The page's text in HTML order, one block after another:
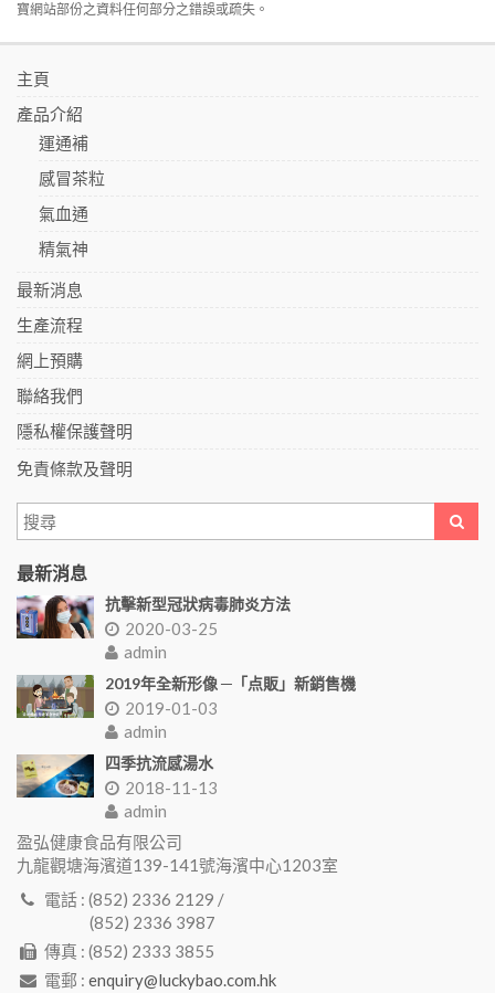
寶網站部份之資料任何部分之錯誤或疏失。
主頁
產品介紹
運通補
感冒茶粒
氣血通
精氣神
最新消息
生產流程
網上預購
聯絡我們
隱私權保護聲明
免責條款及聲明
最新消息
抗擊新型冠狀病毒肺炎方法
2020-03-25
admin
2019年全新形像 ─「点販」新銷售機
2019-01-03
admin
四季抗流感湯水
2018-11-13
admin
盈弘健康食品有限公司
九龍觀塘海濱道139-141號海濱中心1203室
電話 : (852) 2336 2129 /
(852) 2336 3987
傳真 : (852) 2333 3855
電郵 : enquiry@luckybao.com.hk